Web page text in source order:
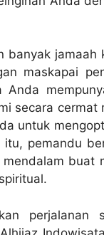
banyak
maskapai
Anda
secara
untuk
pemandu
buat
perjalanan